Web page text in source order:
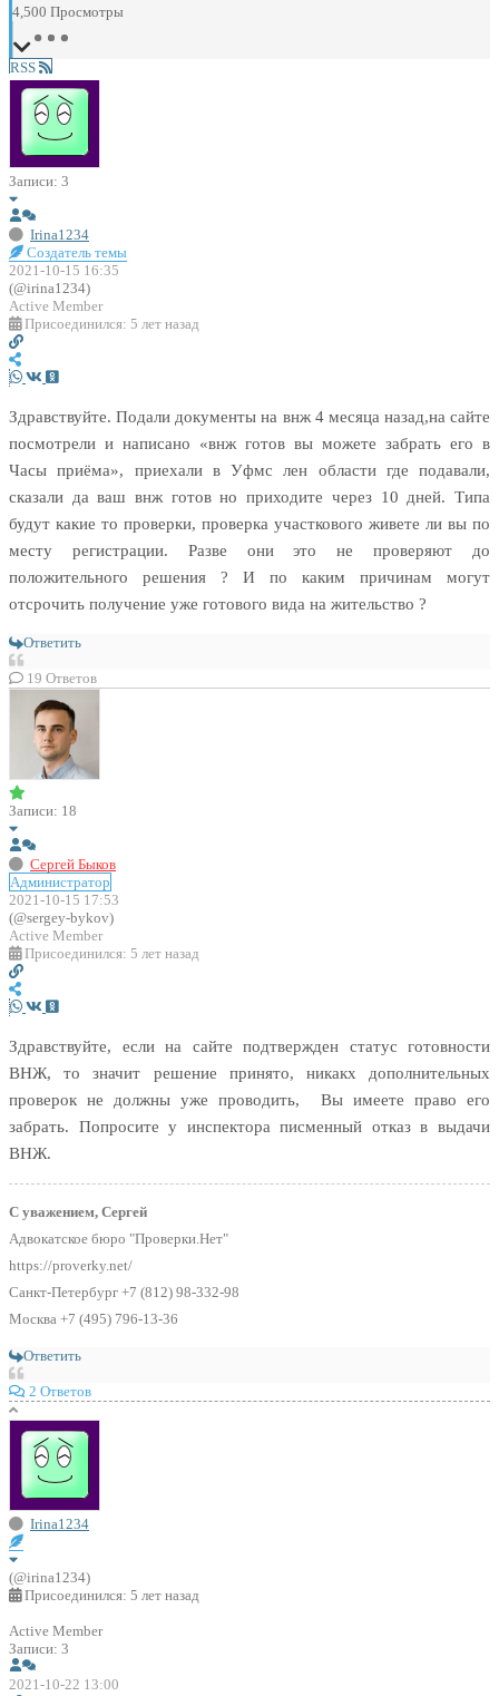
4,500 Просмотры
RSS
Записи: 3
Irina1234
Создатель темы
2021-10-15 16:35
(@irina1234)
Active Member
Присоединился: 5 лет назад
Здравствуйте. Подали документы на внж 4 месяца назад,на сайте
посмотрели и написано «внж готов вы можете забрать его в
Часы приёма», приехали в Уфмс лен области где подавали,
сказали да ваш внж готов но приходите через 10 дней. Типа
будут какие то проверки, проверка участкового живете ли вы по
месту регистрации. Разве они это не проверяют до
положительного решения ? И по каким причинам могут
отсрочить получение уже готового вида на жительство ?
Ответить
19 Ответов
Записи: 18
Сергей Быков
Администратор
2021-10-15 17:53
(@sergey-bykov)
Active Member
Присоединился: 5 лет назад
Здравствуйте, если на сайте подтвержден статус готовности
ВНЖ, то значит решение принято, никакх дополнительных
проверок не должны уже проводить, Вы имеете право его
забрать. Попросите у инспектора писменный отказ в выдачи
ВНЖ.
С уважением, Сергей
Адвокатское бюро "Проверки.Нет"
https://proverky.net/
Санкт-Петербург +7 (812) 98-332-98
Москва +7 (495) 796-13-36
Ответить
2 Ответов
Irina1234
(@irina1234)
Присоединился: 5 лет назад
Active Member
Записи: 3
2021-10-22 13:00